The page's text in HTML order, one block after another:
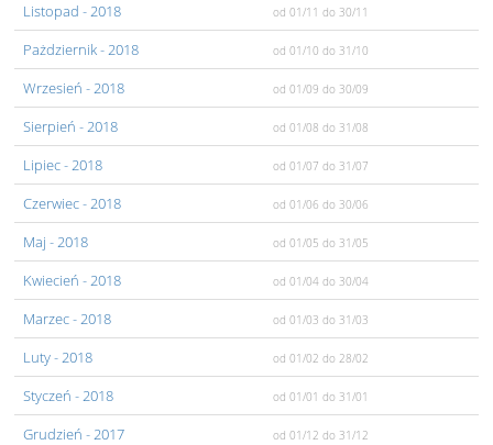
Listopad - 2018 od 01/11 do 30/11
Pażdziernik- 2018 od 01/10 do 31/10
Wrzesień - 2018 od 01/09 do 30/09
Sierpień - 2018 od 01/08 do 31/08
Lipiec- 2018 od 01/07 do 31/07
Czerwiec- 2018 od 01/06 do 30/06
Maj - 2018 od 01/05 do 31/05
Kwiecień - 2018 od 01/04 do 30/04
Marzec- 2018 od 01/03 do 31/03
Luty- 2018 od 01/02 do 28/02
Styczeń - 2018 od 01/01 do 31/01
Grudzień - 2017 od 01/12 do 31/12